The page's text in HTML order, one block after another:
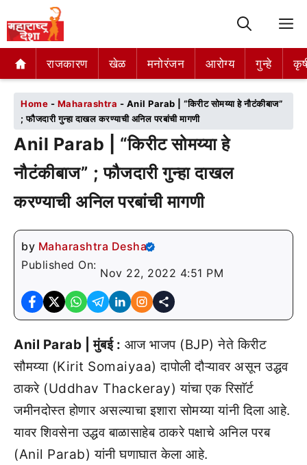
राजकारण खेळ मनोरंजन आरोग्य गुन्हे
राजकारण खेळ मनोरंजन आरोग्य गुन्हे
Home - Maharashtra - Anil Parab | “किरीट सोमय्या हे नौटंकीबाज”
; फौजदारी गुन्हा दाखल करण्याची अनिल परबांची मागणी
Anil Parab | “किरीट सोमय्या हे
नौटंकीबाज” ; फौजदारी गुन्हा दाखल
करण्याची अनिल परबांची मागणी
by Maharashtra Desha
Published On:
Nov 22, 2022 4:51 PM
Anil Parab | मुंबई : आज भाजप (BJP) नेते किरीट
सौमय्या (Kirit Somaiyaa) दापोली दौऱ्यावर असून उद्धव
ठाकरे (Uddhav Thackeray) यांचा एक रिसाॅर्ट
जमीनदोस्त होणार असल्याचा इशारा सोमय्या यांनी दिला आहे.
यावर शिवसेना उद्धव बाळासाहेब ठाकरे पक्षाचे अनिल परब
(Anil Parab) यांनी घणाघात केला आहे.